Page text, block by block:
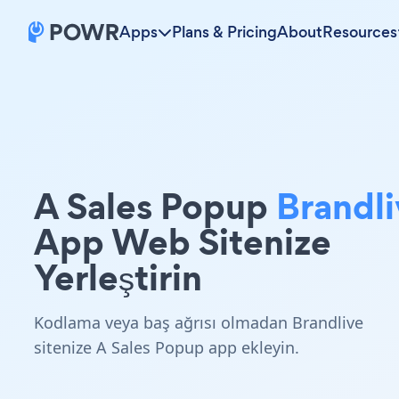
Apps Plans & PricingAboutResources
A Sales Popup
App Web Sitenize
Yerleştirin
Kodlama veya baş ağrısı olmadan Brandlive
sitenize A Sales Popup app ekleyin.